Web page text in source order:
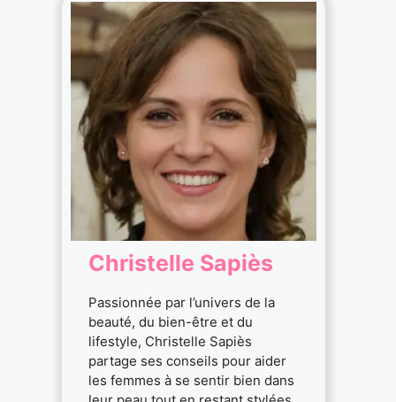
Christelle Sapiès
Passionnée par l’univers de la
beauté, du bien-être et du
lifestyle, Christelle Sapiès
partage ses conseils pour aider
les femmes à se sentir bien dans